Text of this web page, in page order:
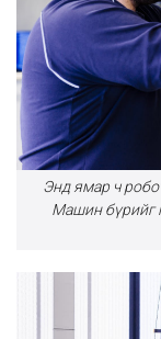
Энд ямар ч
Машин бүрийг